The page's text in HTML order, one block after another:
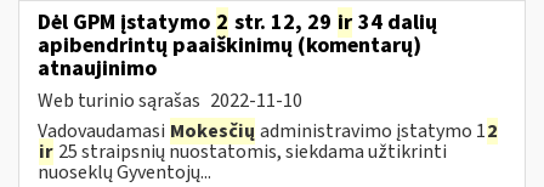
Dėl GPM įstatymo 2 str. 12, 29 ir 34 dalių
apibendrintų paaiškinimų (komentarų)
atnaujinimo
Web turinio sąrašas 2022-11-10
Vadovaudamasi Mokesčių administravimo įstatymo 12
ir 25 straipsnių nuostatomis, siekdama užtikrinti
nuoseklų Gyventojų...